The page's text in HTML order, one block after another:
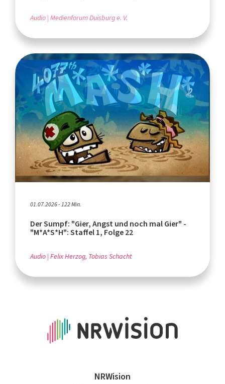
Audio Medienforum Duisburg e. V.
01.07.2026 - 122 Min.
Der Sumpf: "Gier, Angst und noch mal Gier" -
"M*A*S*H": Staffel 1, Folge 22
Audio Felix Herzog, Tobias Schacht
NRWision